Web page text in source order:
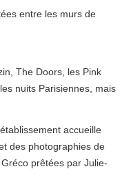
entre les murs de
The Doors, les Pink
nuits Parisiennes, mais
accueille
des photographies de
prêtées par Julie-